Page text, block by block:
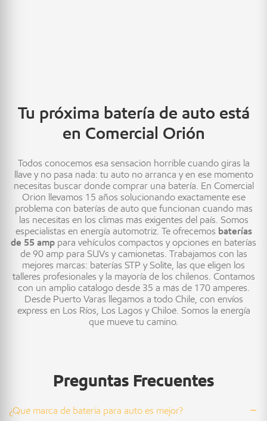
Tu próxima batería de auto está
en Comercial Orión
Todos conocemos esa sensación horrible cuando giras la
llave y no pasa nada: tu auto no arranca y en ese momento
necesitas buscar donde comprar una batería. En Comercial
Orión llevamos 15 años solucionando exactamente ese
problema con baterías de auto que funcionan cuando más
las necesitas en los climas más exigentes del país. Somos
especialistas en energía automotriz. Te ofrecemos baterías
de 55 amp para vehículos compactos y opciones en baterías
de 90 amp para SUVs y camionetas. Trabajamos con las
mejores marcas: baterías STP y Solite, las que eligen los
talleres profesionales y la mayoría de los chilenos. Contamos
con un amplio catálogo desde 35 a más de 170 amperes.
Desde Puerto Varas llegamos a todo Chile, con envíos
express en Los Ríos, Los Lagos y Chiloé. Somos la energía
que mueve tu camino.
Preguntas Frecuentes
¿Qué marca de batería para auto es mejor?